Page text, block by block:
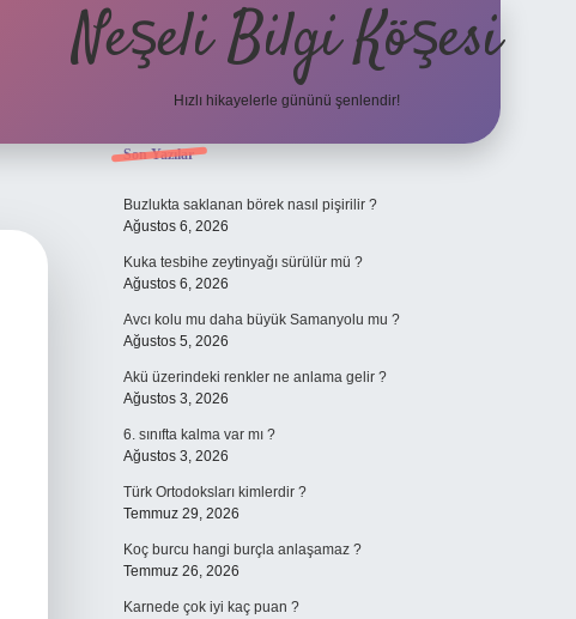
Neşeli Bilgi Köşesi
Hızlı hikayelerle gününü şenlendir!
Sidebar
Son Yazılar
Buzlukta saklanan börek nasıl pişirilir ?
Ağustos 6, 2026
Kuka tesbihe zeytinyağı sürülür mü ?
Ağustos 6, 2026
Avcı kolu mu daha büyük Samanyolu mu ?
Ağustos 5, 2026
Akü üzerindeki renkler ne anlama gelir ?
Ağustos 3, 2026
6. sınıfta kalma var mı ?
Ağustos 3, 2026
Türk Ortodoksları kimlerdir ?
Temmuz 29, 2026
Koç burcu hangi burçla anlaşamaz ?
Temmuz 26, 2026
Karnede çok iyi kaç puan ?
ilbet mobil girişen iyi bahis siteleri